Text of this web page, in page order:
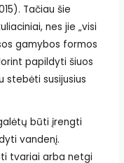
Tačiau šie
nes jie „visi
gamybos formos
papildyti šiuos
stebėti susijusius
būti įrengti
vandenį.
tvariai arba netgi